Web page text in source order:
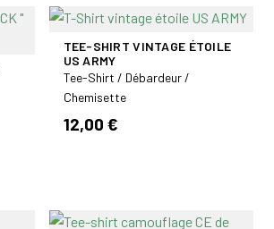
TEE-SHIRT VINTAGE ÉTOILE
US ARMY
Tee-Shirt / Débardeur /
Chemisette
12,00 €